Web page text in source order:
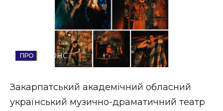
Стиль життя
Втрачений Ужгород (відеоверсія)
АНОНС
Закарпатський академічний обласний
український музично-драматичний театр